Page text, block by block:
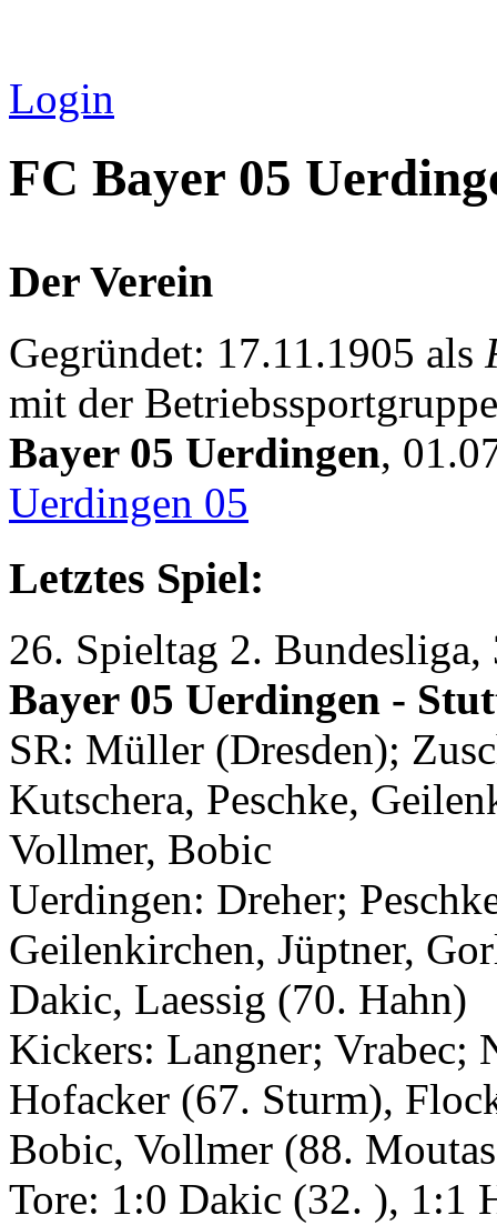
Login
FC Bayer 05
Der Verein
Gegründet: 17.11.1905 als
mit der
Bayer 05 Uerdingen,
Uerdingen 05
Letztes Spiel:
26. Spieltag 2. Bundesliga,
Bayer 05 Uerdingen -
SR: Müller (Dresden);
Kutschera, Peschke,
Vollmer, Bobic
Uerdingen: Dreher;
Geilenkirchen, Jüptner,
Dakic, Laessig (70. Hahn)
Kickers: Langner; Vrabec;
Hofacker (67. Sturm),
Bobic, Vollmer (88.
Tore: 1:0 Dakic (32. ), 1:1